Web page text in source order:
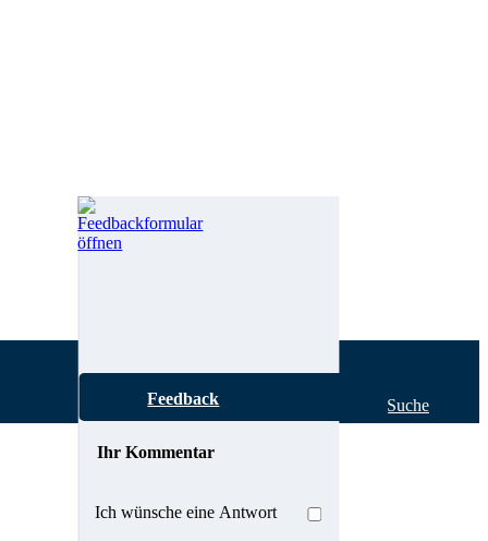
Hilfe zur Suche
Feedback
Ihr Kommentar
Ich wünsche eine Antwort